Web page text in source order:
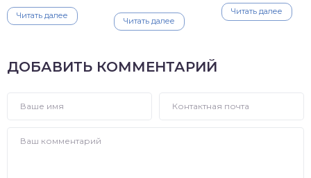
Читать далее
Читать далее
Читать далее
ДОБАВИТЬ КОММЕНТАРИЙ